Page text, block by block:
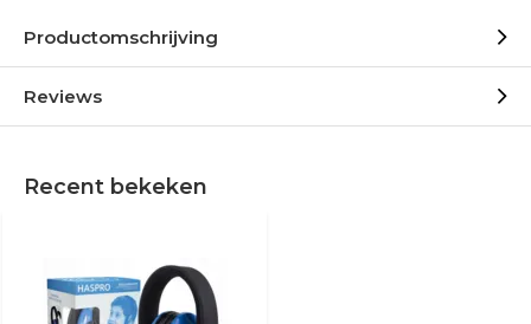
Productomschrijving
Reviews
Recent bekeken